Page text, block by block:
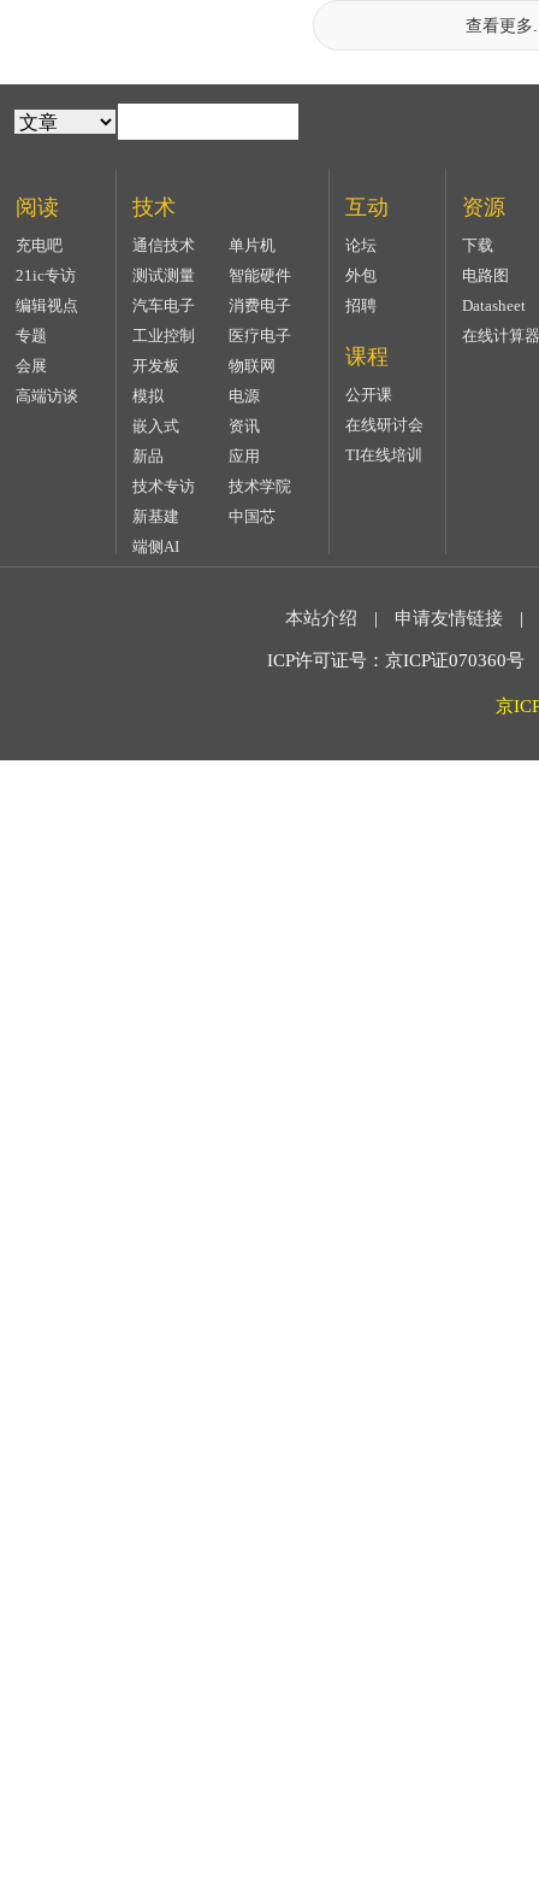
查看更多
阅读
充电吧
21ic专访
编辑视点
专题
会展
高端访谈
技术
通信技术
单片机
测试测量
智能硬件
汽车电子
消费电子
工业控制
医疗电子
开发板
物联网
模拟
电源
嵌入式
资讯
新品
应用
技术专访
技术学院
新基建
中国芯
端侧AI
互动
论坛
外包
招聘
课程
公开课
在线研讨会
TI在线培训
资源
下载
电路图
Datasheet
在线计算器
本站介绍 | 申请友情链接 |
ICP许可证号：京ICP证070360
京